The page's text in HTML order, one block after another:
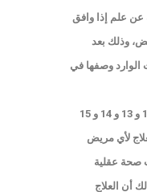
عن علم إذا وافق
وذلك بعد
الوارد وصفها في
8. باستثناء ما تنص عليه الفقرات 12 و 13 و 14 و 15
لأي مريض
صحة عقلية
أن العلاج